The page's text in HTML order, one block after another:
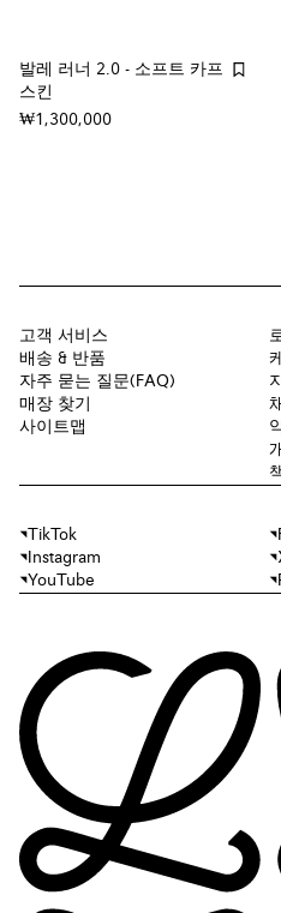
발레 러너 2.0 - 소프트 카프
스킨
₩1,300,000
고객 서비스
배송 & 반품
자주 묻는 질문(FAQ)
매장 찾기
사이트맵
TikTok
Instagram
YouTube